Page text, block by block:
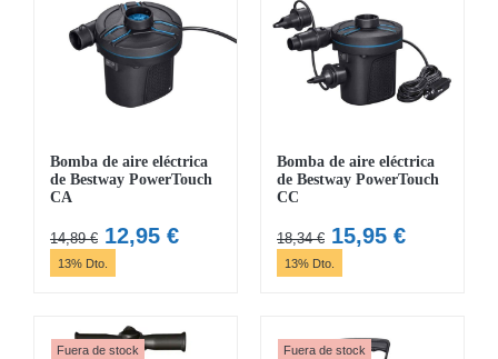
Bomba de aire eléctrica
de Bestway PowerTouch
CA
14,89€ El
precio
14,89 €.
12,95 €El
12,95 €.
13% Dto.
Bomba de aire eléctrica
de Bestway PowerTouch
CC
18,34€ El
precio
18,34 €.
15,95 €El
13% Dto.
Fuera de stock Fuera de stock